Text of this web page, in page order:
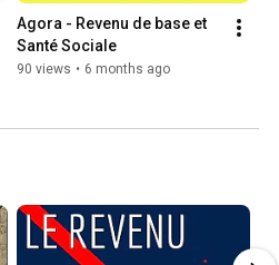
Agora - Revenu de base et
Santé Sociale
90 views • 6 months ago